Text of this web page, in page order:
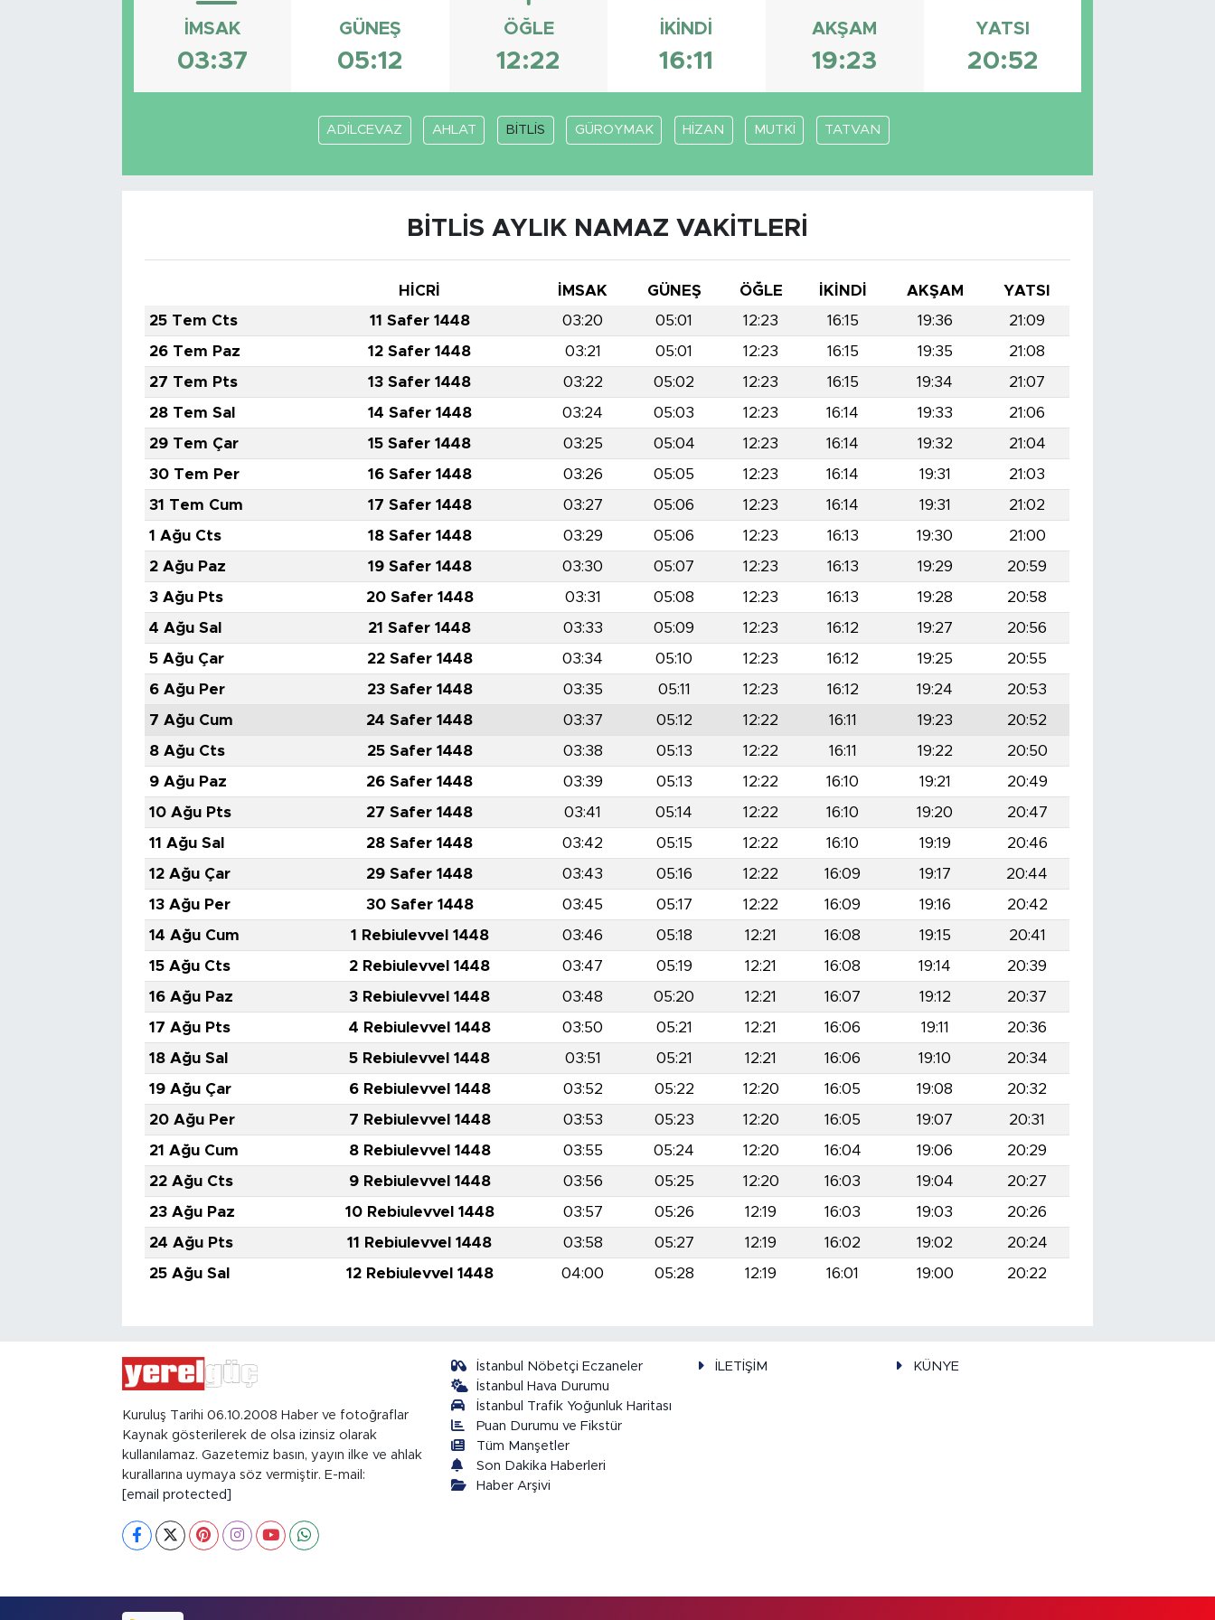
İMSAK
03:37
GÜNEŞ
05:12
ÖĞLE
12:22
İKINDI
16:11
AKŞAM
19:23
YATSI
20:52
ADİLCEVAZ AHLAT BİTLİS GÜROYMAK HİZAN MUTKİ TATVAN
BİTLİS AYLIK NAMAZ VAKITLERI
HİCRİ İMSAK GÜNEŞ ÖĞLE İKINDI AKŞAM
YATSI
25 Tem Cts
11 Safer 1448 03:20 05:01 12:23 16:15 19:36
21:09
26 Tem Paz
12 Safer 1448 03:21 05:01 12:23 16:15 19:35
21:08
27 Tem Pts
13 Safer 1448 03:22 05:02 12:23 16:15 19:34
21:07
28 Tem Sal
14 Safer 1448 03:24 05:03 12:23 16:14 19:33
21:06
29 Tem Çar
15 Safer 1448 03:25 05:04 12:23 16:14 19:32
21:04
30 Tem Per
16 Safer 1448 03:26 05:05 12:23 16:14 19:31
21:03
31 Tem Cum
17 Safer 1448 03:27 05:06 12:23 16:14 19:31
21:02
1 Ağu Cts
18 Safer 1448 03:29 05:06 12:23 16:13 19:30
21:00
2 Ağu Paz
19 Safer 1448 03:30 05:07 12:23 16:13 19:29
20:59
3 Ağu Pts
20 Safer 1448 03:31 05:08 12:23 16:13 19:28
20:58
4 Ağu Sal
21 Safer 1448 03:33 05:09 12:23 16:12 19:27
20:56
5 Ağu Çar
22 Safer 1448 03:34 05:10 12:23 16:12 19:25
20:55
6 Ağu Per
23 Safer 1448 03:35 05:11 12:23 16:12 19:24
20:53
7 Ağu Cum
24 Safer 1448 03:37 05:12 12:22 16:11 19:23
20:52
8 Ağu Cts
25 Safer 1448 03:38 05:13 12:22 16:11 19:22
20:50
9 Ağu Paz
26 Safer 1448 03:39 05:13 12:22 16:10 19:21
20:49
10 Ağu Pts
27 Safer 1448 03:41 05:14 12:22 16:10 19:20
20:47
11 Ağu Sal
28 Safer 1448 03:42 05:15 12:22 16:10 19:19
20:46
12 Ağu Çar
29 Safer 1448 03:43 05:16 12:22 16:09 19:17
20:44
13 Ağu Per
30 Safer 1448 03:45 05:17 12:22 16:09 19:16
20:42
14 Ağu Cum
1 Rebiulevvel 1448 03:46 05:18 12:21 16:08 19:15
20:41
15 Ağu Cts
2 Rebiulevvel 1448 03:47 05:19 12:21 16:08 19:14
20:39
16 Ağu Paz
3 Rebiulevvel 1448 03:48 05:20 12:21 16:07 19:12
20:37
17 Ağu Pts
4 Rebiulevvel 1448 03:50 05:21 12:21 16:06 19:11
20:36
18 Ağu Sal
5 Rebiulevvel 1448 03:51 05:21 12:21 16:06 19:10
20:34
19 Ağu Çar
6 Rebiulevvel 1448 03:52 05:22 12:20 16:05 19:08
20:32
20 Ağu Per
7 Rebiulevvel 1448 03:53 05:23 12:20 16:05 19:07
20:31
21 Ağu Cum
8 Rebiulevvel 1448 03:55 05:24 12:20 16:04 19:06
20:29
22 Ağu Cts
9 Rebiulevvel 1448 03:56 05:25 12:20 16:03 19:04
20:27
23 Ağu Paz
10 Rebiulevvel 1448 03:57 05:26 12:19 16:03 19:03
20:26
24 Ağu Pts
11 Rebiulevvel 1448 03:58 05:27 12:19 16:02 19:02
20:24
25 Ağu Sal
12 Rebiulevvel 1448 04:00 05:28 12:19 16:01 19:00 20:22
Kuruluş Tarihi 06.10.2008 Haber ve fotoğraflar
Kaynak gösterilerek de olsa izinsiz olarak
kullanılamaz. Gazetemiz basın, yayın ilke ve ahlak
kurallarına uymaya söz vermiştir. E-mail:
[email protected]
İstanbul Nöbetçi Eczaneler
İstanbul Hava Durumu
İstanbul Trafik Yoğunluk Haritası
Puan Durumu ve Fikstür
Tüm Manşetler
Son Dakika Haberleri
Haber Arşivi
İLETİŞİM KÜNYE